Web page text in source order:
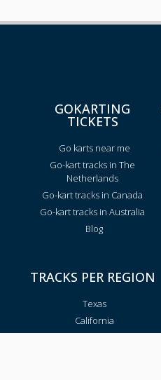
GOKARTING
TICKETS
Go karts near me
Go-kart tracks in The
Netherlands
Go-kart tracks in Canada
Go-kart tracks in Australia
Blog
TRACKS PER REGION
Texas
California
Florida